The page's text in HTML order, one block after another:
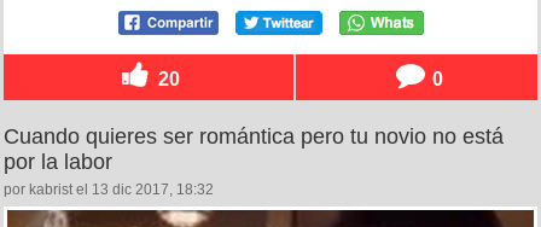
20 0
Cuando quieres ser romántica pero tu novio no está
por la labor
por kabrist el 13 dic 2017, 18:32